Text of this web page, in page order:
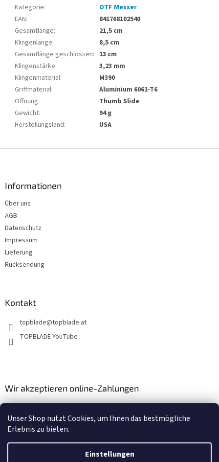
Unser Shop nutzt Cookies, um Ihnen das bestmögliche
Erlebnis zu bieten.
Einstellungen
Kategorie:
OTF Messer
EAN:
841768102540
Gesamtlänge:
21,5 cm
Klingenlänge:
8,5 cm
Gesamtlänge geschlossen: 13 cm
Klingenstärke:
3,23 mm
Klingenmaterial:
M390
Griffmaterial:
Aluminium 6061-T6
Öffnung:
Thumb Slide
Gewicht:
94 g
Herstellungsland: USA
Informationen
Über uns
AGB
Datenschutz
Impressum
Lieferung
Rücksendung
Kontakt
topblade@topblade.at
TOPBLADE YouTube
Wir akzeptieren online-Zahlungen
Erstellt von Shoptet